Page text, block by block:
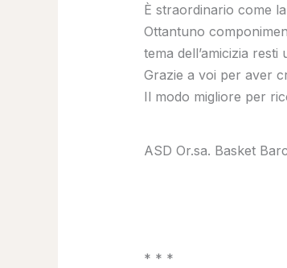
È straordinario come
Ottantuno
tema dell’amicizia
Grazie a voi per aver
Il modo migliore per
ASD Or.sa. Basket
* * *